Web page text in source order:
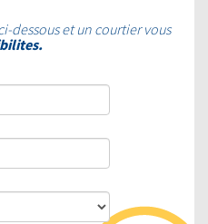
dessous et un courtier vous